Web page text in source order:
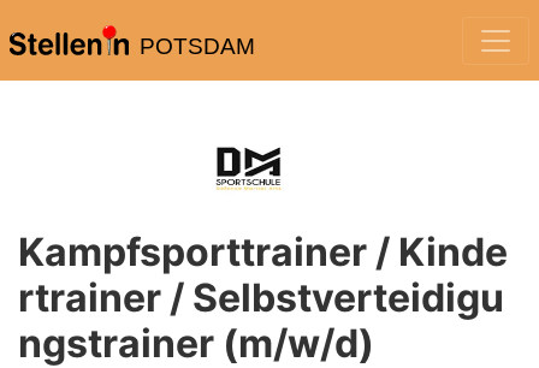
POTSDAM
Kampfsporttrainer / Kinde
rtrainer / Selbstverteidigu
ngstrainer (m/w/d)